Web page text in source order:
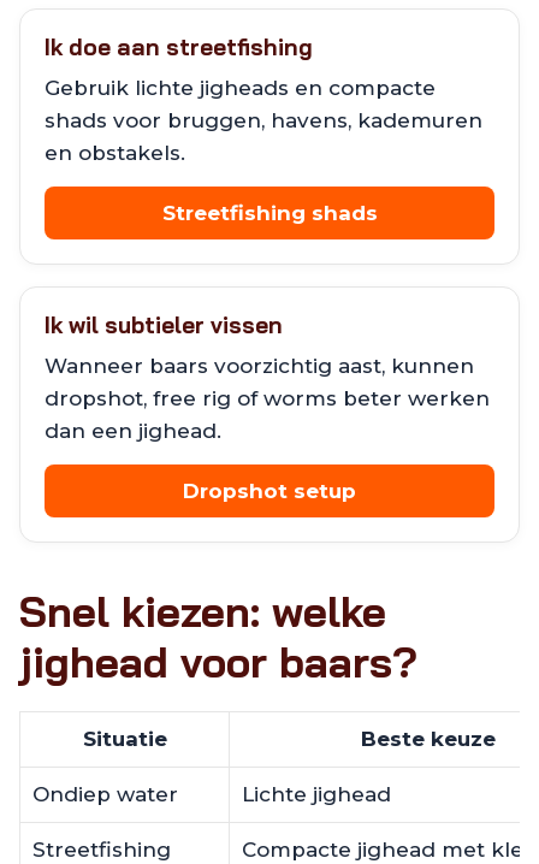
Ik doe aan streetfishing
Gebruik lichte jigheads en compacte
shads voor bruggen, havens, kademuren
en obstakels.
Streetfishing shads
Ik wil subtieler vissen
Wanneer baars voorzichtig aast, kunnen
dropshot, free rig of worms beter werken
dan een jighead.
Dropshot setup
Snel kiezen: welke
jighead voor baars?
Situatie Beste keuze
Ondiep water Lichte jighead
Streetfishing Compacte jighead met